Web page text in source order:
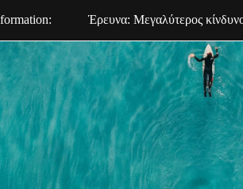
Έρευνα: Μεγαλύτερος